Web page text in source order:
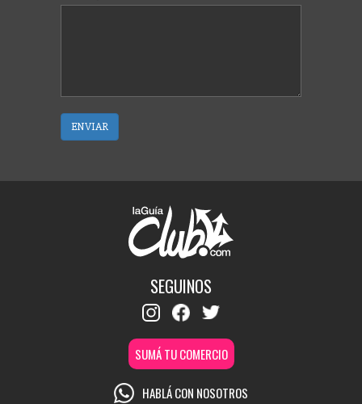
ENVIAR
SEGUINOS
SUMÁ TU COMERCIO
HABLÁ CON NOSOTROS